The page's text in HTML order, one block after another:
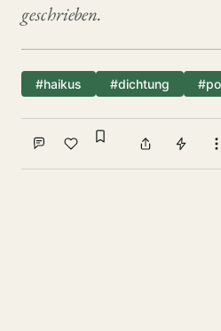
geschrieben.
#haikus #dichtung
Comment
Like
Sign in to
ShareTip